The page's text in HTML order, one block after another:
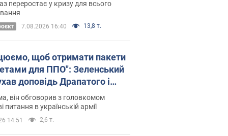
переростає у кризу для всього
7.08.2026 16:40 13,8 т.
щоб отримати пакети
для ППО": Зеленський
доповідь Драпатого і
нові кроки
він обговорив з головкомом
питання в українській армії
14:51 2,6 т.